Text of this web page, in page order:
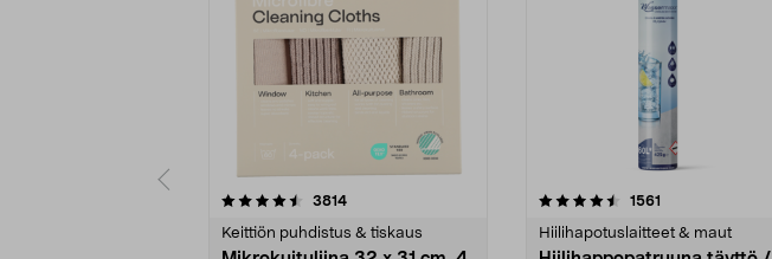
3814arvostelut
Keittiön puhdistus & tiskaus
4.5viidestä
1561
Hiilihapotuslaitteet & maut
4.5viidestä